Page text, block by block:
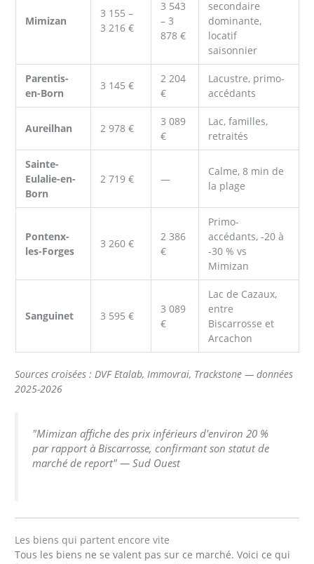
Mimizan
3 155 –
3 216 €
3 543
– 3
878 €
secondaire
dominante,
locatif
saisonnier
Parentis-
en-Born
3 145 €
2 204
€
Lacustre, primo-
accédants
Aureilhan 2 978 €
3 089
€
Lac, familles,
retraités
Sainte-
Eulalie-en-
Born
2 719 € —
Calme, 8 min de
la plage
Pontenx-
les-Forges
3 260 €
2 386
€
Primo-
accédants, -20 à
-30 % vs
Mimizan
Sanguinet 3 595 €
3 089
€
Lac de Cazaux,
entre
Biscarrosse et
Arcachon
Sources croisées : DVF Etalab, Immovrai, Trackstone — données
2025-2026
"Mimizan affiche des prix inférieurs d'environ 20 %
par rapport à Biscarrosse, confirmant son statut de
marché de report" — Sud Ouest
Les biens qui partent encore vite
Tous les biens ne se valent pas sur ce marché. Voici ce qui